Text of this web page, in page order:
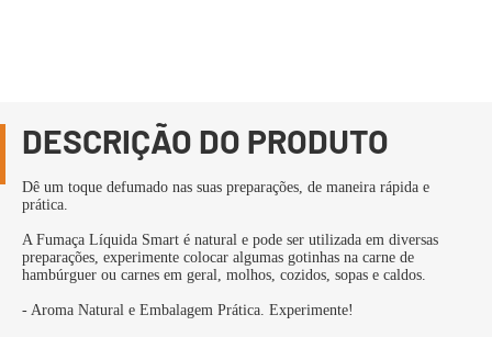
DESCRIÇÃO DO PRODUTO
Dê um toque defumado nas suas preparações, de maneira rápida e
prática.
A Fumaça Líquida Smart é natural e pode ser utilizada em diversas
preparações, experimente colocar algumas gotinhas na carne de
hambúrguer ou carnes em geral, molhos, cozidos, sopas e caldos.
- Aroma Natural e Embalagem Prática. Experimente!